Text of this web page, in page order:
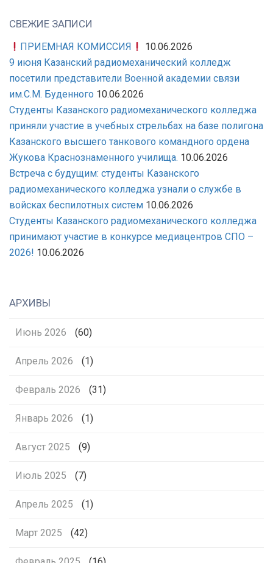
СВЕЖИЕ ЗАПИСИ
ПРИЕМНАЯ КОМИССИЯ
10.06.2026
9 июня Казанский радиомеханический колледж
посетили представители Военной академии связи
им.С.М. Буденного 10.06.2026
Студенты Казанского радиомеханического колледжа
приняли участие в учебных стрельбах на базе полигона
Казанского высшего танкового командного ордена
Жукова Краснознаменного училища. 10.06.2026
Встреча с будущим: студенты Казанского
радиомеханического колледжа узнали о службе в
войсках беспилотных систем 10.06.2026
Студенты Казанского радиомеханического колледжа
принимают участие в конкурсе медиацентров СПО –
2026! 10.06.2026
АРХИВЫ
Июнь 2026 (60)
Апрель 2026 (1)
Февраль 2026 (31)
Январь 2026 (1)
Август 2025 (9)
Июль 2025 (7)
Апрель 2025 (1)
Март 2025 (42)